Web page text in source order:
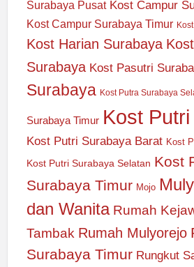
Surabaya Pusat Kost Campur
Kost Campur Surabaya Timur
Kost Harian Surabaya
Surabaya Kost Pasutri
Surabaya Kost Putra Surabaya
Surabaya Timur Kost
Kost Putri Surabaya Barat Kost
Kost Putri Surabaya Selatan Kost
Surabaya Timur Mojo
dan Wanita Rumah
Tambak Rumah Mulyorejo
Surabaya Timur Rungkut